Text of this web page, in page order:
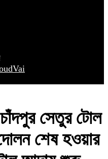
সেতুর টোল
শেষ হওয়ার